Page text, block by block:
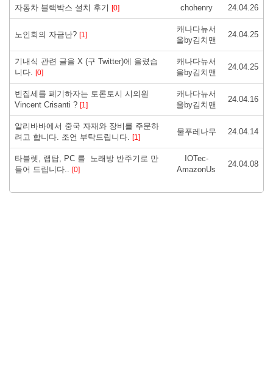
자동차 블랙박스 설치 후기 [0] chohenry 24.04.26
노인회의 자금난? [1]
캐나다뉴서
울by김치맨
24.04.25
기내식 관련 글을 X (구 Twitter)에 올렸습
니다. [0]
캐나다뉴서
울by김치맨
24.04.25
빈집세를 폐기하자는 토론토시 시의원
Vincent Crisanti ? [1]
캐나다뉴서
울by김치맨
24.04.16
알리바바에서 중국 자재와 장비를 주문하
려고 합니다. 조언 부탁드립니다. [1]
물푸레나무 24.04.14
타블렛, 랩탑, PC 를 노래방 반주기로 만
들어 드립니다.. [0]
IOTec-
AmazonUs
24.04.08